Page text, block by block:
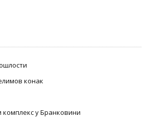
конак
комплекс у Бранковини